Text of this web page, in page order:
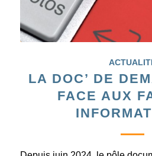
LA DOC’ DE
FACE AUX